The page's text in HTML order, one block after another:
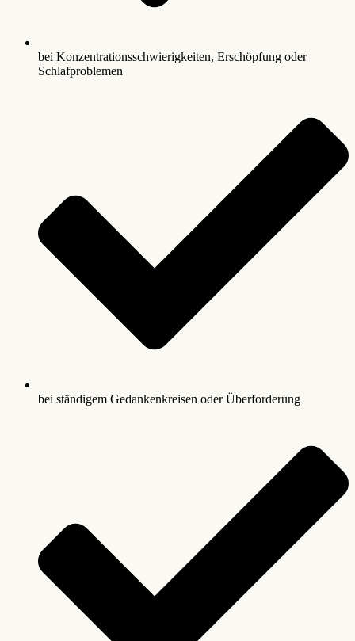
bei Konzentrationsschwierigkeiten, Erschöpfung oder
Schlafproblemen
bei ständigem Gedankenkreisen oder Überforderung